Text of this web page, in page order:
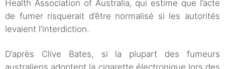
Health Association of Australia, qui estime que l’acte
de fumer risquerait d’être normalisé si les autorités
levaient l’interdiction.
D’après Clive Bates, si la plupart des fumeurs